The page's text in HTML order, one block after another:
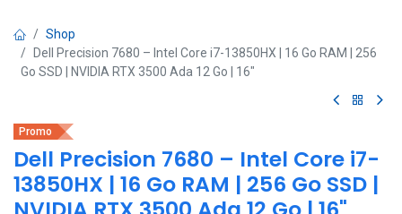
Shop
Dell Precision 7680 – Intel Core i7-13850HX | 16 Go RAM | 256
Go SSD | NVIDIA RTX 3500 Ada 12 Go | 16"
Promo
Dell Precision 7680 – Intel Core i7-
13850HX | 16 Go RAM | 256 Go SSD |